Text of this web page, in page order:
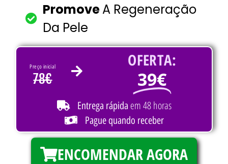
PromoveA Regeneração
Da Pele
Preço inicial
78€
OFERTA:
39€
Entrega rápida em 48 horas
Pague quando receber
ENCOMENDAR AGORA